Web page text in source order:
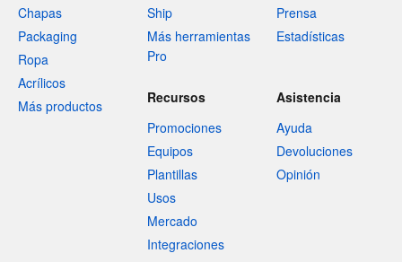
Chapas
Packaging
Ropa
Acrílicos
Más productos
Ship
Más herramientas
Pro
Prensa
Estadísticas
Recursos
Promociones
Equipos
Plantillas
Usos
Mercado
Integraciones
Asistencia
Ayuda
Devoluciones
Opinión